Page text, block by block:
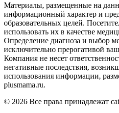
Материалы, размещенные на
информационный характер и
образовательных целей.
использовать их в качестве
Определение диагноза и выбор
исключительно прерогативой
Компания не несет
негативные последствия,
использования информации,
plusmama.ru.
© 2026 Все права принадлежат